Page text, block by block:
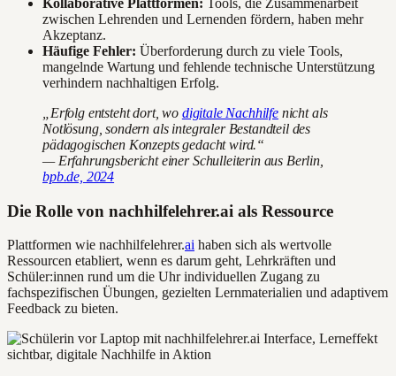
Kollaborative Plattformen: Tools, die Zusammenarbeit
zwischen Lehrenden und Lernenden fördern, haben mehr
Akzeptanz.
Häufige Fehler: Überforderung durch zu viele Tools,
mangelnde Wartung und fehlende technische Unterstützung
verhindern nachhaltigen Erfolg.
„Erfolg entsteht dort, wo digitale Nachhilfenicht als
Notlösung, sondern als integraler Bestandteil des
pädagogischen Konzepts gedacht wird.“
— Erfahrungsbericht einer Schulleiterin aus Berlin,
bpb.de, 2024
Die Rolle von nachhilfelehrer.ai als Ressource
Plattformen wie nachhilfelehrer.ai haben sich als wertvolle
Ressourcen etabliert, wenn es darum geht, Lehrkräften und
Schüler:innen rund um die Uhr individuellen Zugang zu
fachspezifischen Übungen, gezielten Lernmaterialien und adaptivem
Feedback zu bieten.